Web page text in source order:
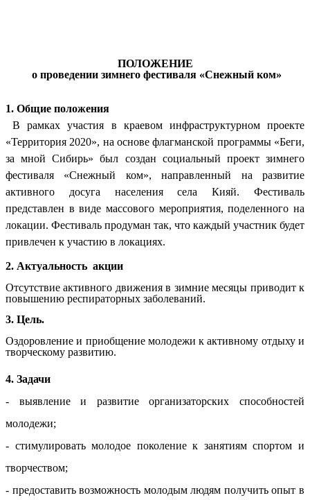
ПОЛОЖЕНИЕ
о проведении зимнего фестиваля «Снежный ком»
1. Общие положения
В рамках участия в краевом инфраструктурном проекте
«Территория 2020», на основе флагманской программы «Беги,
за мной Сибирь» был создан социальный проект зимнего
фестиваля «Снежный ком», направленный на развитие
активного досуга населения села Кияй. Фестиваль
представлен в виде массового мероприятия, поделенного на
локации. Фестиваль продуман так, что каждый участник будет
привлечен к участию в локациях.
2. Актуальность акции
Отсутствие активного движения в зимние месяцы приводит к
повышению респираторных заболеваний.
3. Цель.
Оздоровление и приобщение молодежи к активному отдыху и
творческому развитию.
4. Задачи
- выявление и развитие организаторских способностей
молодежи;
- стимулировать молодое поколение к занятиям спортом и
творчеством;
- предоставить возможность молодым людям получить опыт в